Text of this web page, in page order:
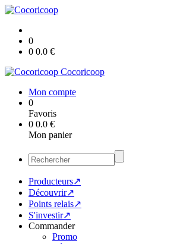
0
0 0.0 €
Cocoricoop
Mon compte
0
Favoris
0 0.0 €
Mon panier
Producteurs↗
Découvrir↗
Points relais↗
S'investir↗
Commander
Promo